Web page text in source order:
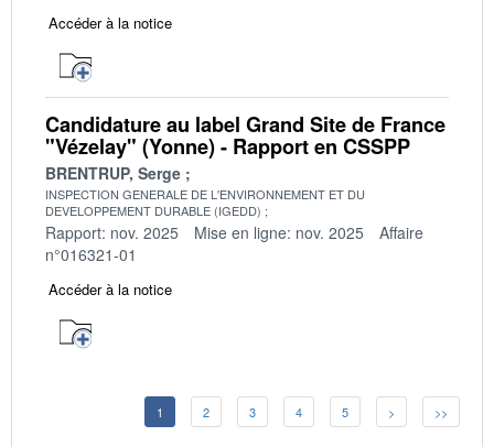
Accéder à la notice
Candidature au label Grand Site de France
"Vézelay" (Yonne) - Rapport en CSSPP
BRENTRUP, Serge
INSPECTION GENERALE DE L'ENVIRONNEMENT ET DU
DEVELOPPEMENT DURABLE (IGEDD)
Rapport: nov. 2025 Mise en ligne: nov. 2025
Affaire
n°016321-01
Accéder à la notice
1 2 3 4 5 > >>